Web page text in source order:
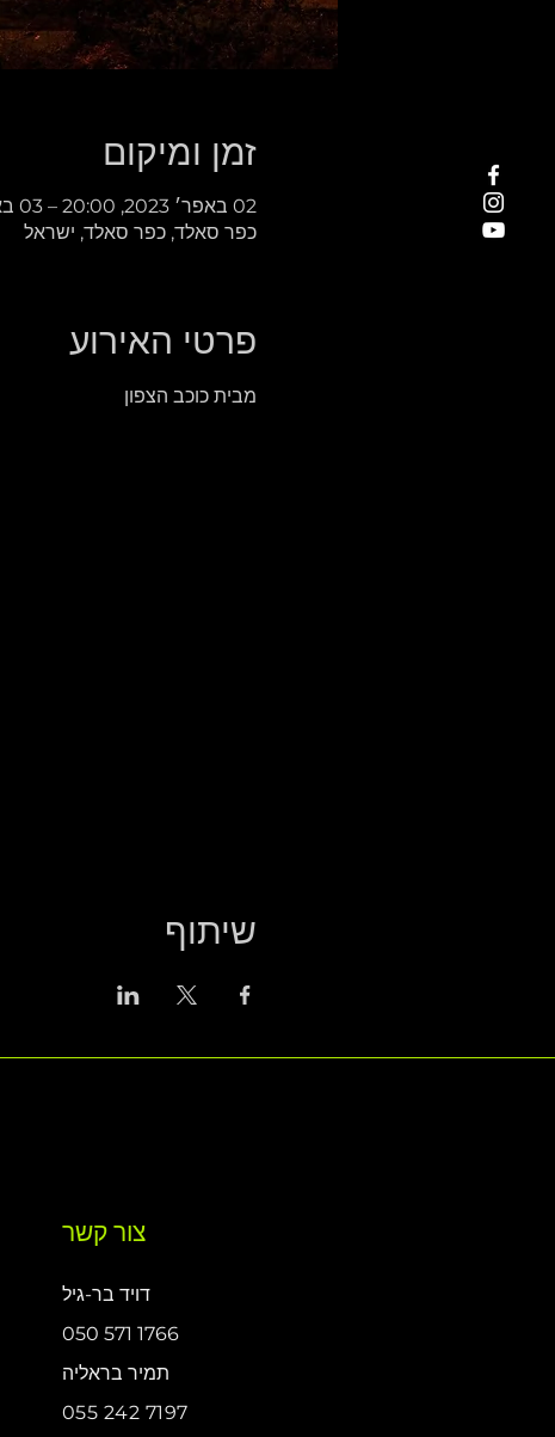
זמן ומיקום
02 באפר׳ 2023, 20:00 – 03 באפר׳ 2023, 22:30
כפר סאלד, כפר סאלד, ישראל
פרטי האירוע
מבית כוכב הצפון
שיתוף
צור קשר
דויד בר-גיל
050 571 1766
תמיר בראליה
055 242 7197